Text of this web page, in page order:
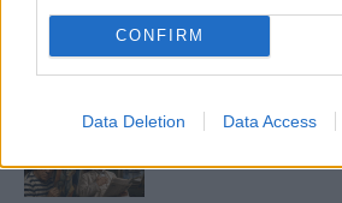
CONFIRM
Data Deletion Data Access
Nyár, nevetés,